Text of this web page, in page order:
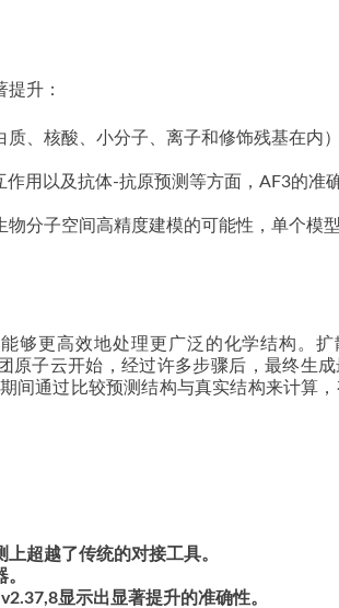
升：
、核酸、小分子、离子和修饰残基在内
用以及抗体-抗原预测等方面，AF3的准
分子空间高精度建模的可能性，单个模
够更高效地处理更广泛的化学结构。扩
原子云开始，经过许多步骤后，最终生
间通过比较预测结构与真实结构来计算
超越了传统的对接工具。
显示出显著提升的准确性。